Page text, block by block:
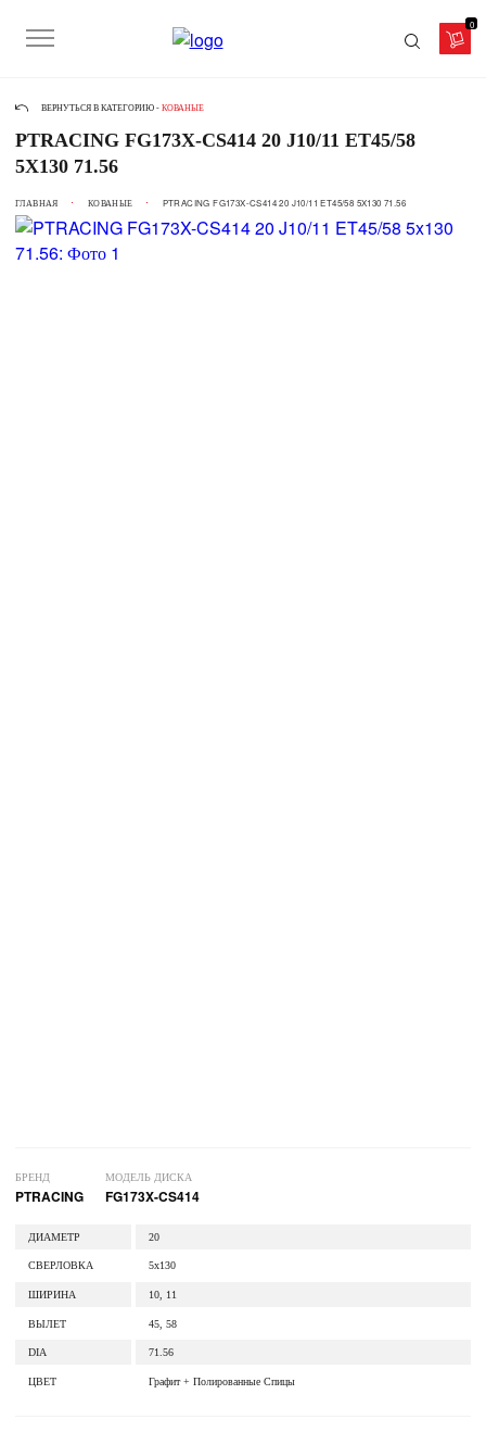
0
ВЕРНУТЬСЯ В КАТЕГОРИЮ - КОВАНЫЕ
PTRACING FG173X-CS414 20 J10/11 ET45/58
5X130 71.56
ГЛАВНАЯ КОВАНЫЕ PTRACING FG173X-CS414 20 J10/11 ET45/58 5X130 71.56
БРЕНД
PTRACING
МОДЕЛЬ ДИСКА
FG173X-CS414
ДИАМЕТР 20
СВЕРЛОВКА 5x130
ШИРИНА 10, 11
ВЫЛЕТ 45, 58
DIA 71.56
ЦВЕТ Графит + Полированные Спицы